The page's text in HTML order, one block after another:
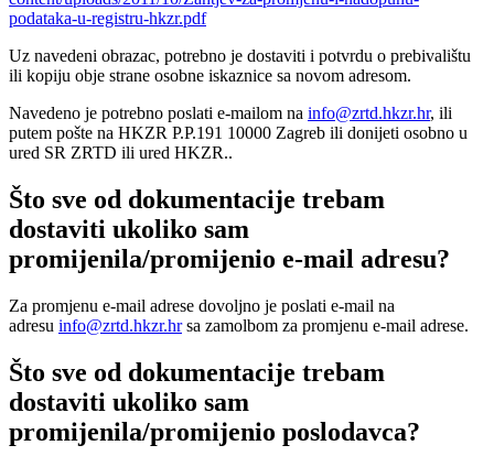
podataka-u-registru-hkzr.pdf
Uz navedeni obrazac, potrebno je dostaviti i potvrdu o prebivalištu
ili kopiju obje strane osobne iskaznice sa novom adresom.
Navedeno je potrebno poslati e-mailom na info@zrtd.hkzr.hr, ili
putem pošte na HKZR P.P.191 10000 Zagreb ili donijeti osobno u
ured SR ZRTD ili ured HKZR..
Što sve od dokumentacije trebam
dostaviti ukoliko sam
promijenila/promijenio e-mail adresu?
Za promjenu e-mail adrese dovoljno je poslati e-mail na
adresu info@zrtd.hkzr.hrsa zamolbom za promjenu e-mail adrese.
Što sve od dokumentacije trebam
dostaviti ukoliko sam
promijenila/promijenio poslodavca?